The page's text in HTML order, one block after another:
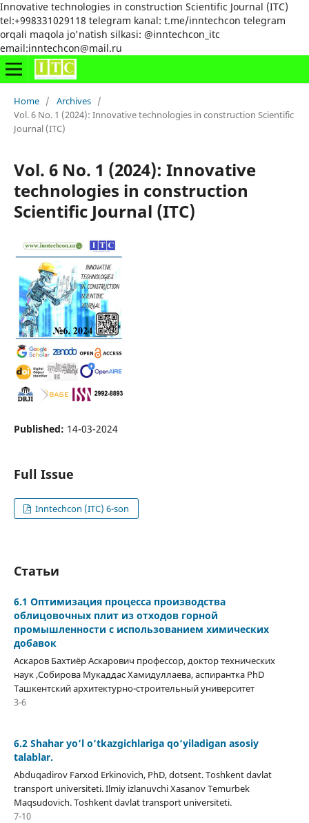
Innovative technologies in construction Scientific Journal (ITC)
tel:+998331029118 telegram kanal: t.me/inntechcon telegram
orqali maqola jo'natish silkasi: @inntechcon_itc
email:inntechcon@mail.ru
Home / Archives /
Vol. 6 No. 1 (2024): Innovative technologies in construction Scientific
Journal (ITC)
Vol. 6 No. 1 (2024): Innovative
technologies in construction
Scientific Journal (ITC)
Published: 14-03-2024
Full Issue
Inntechcon (ITC) 6-son
Статьи
6.1 Оптимизация процесса производства
облицовочных плит из отходов горной
промышленности с использованием химических
добавок
Аскаров Бахтиёр Аскарович профессор, доктор технических
наук ,Собирова Мукаддас Хамидуллаева, аспирантка PhD
Ташкентский архитектурно-строительный университет
3-6
6.2 Shahar yo‘l o‘tkazgichlariga qo‘yiladigan asosiy
talablar.
Abduqadirov Farxod Erkinovich, PhD, dotsent. Toshkent davlat
transport universiteti. Ilmiy izlanuvchi Xasanov Temurbek
Maqsudovich. Toshkent davlat transport universiteti.
7-10